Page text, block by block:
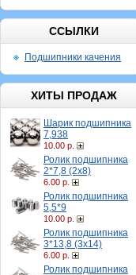
ССЫЛКИ
Подшипники качения
ХИТЫ ПРОДАЖ
Шарик подшипника
7,938
10.00 р.
Ролик подшипника
2*7,8 (2х8)
6.00 р.
Ролик подшипника
5,5*9
10.00 р.
Ролик подшипника
3*13,8 (3х14)
6.00 р.
Ролик подшипника